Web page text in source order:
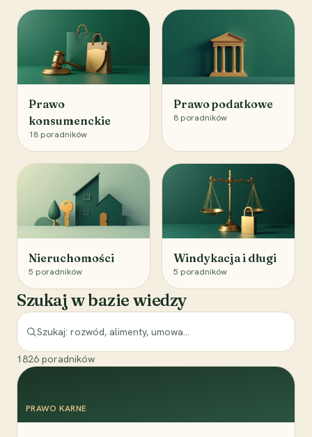
Prawo
konsumenckie
18 poradników
Prawo podatkowe
8 poradników
Nieruchomości
5 poradników
Windykacja i długi
5 poradników
Szukaj w bazie wiedzy
1826 poradników
PRAWO KARNE